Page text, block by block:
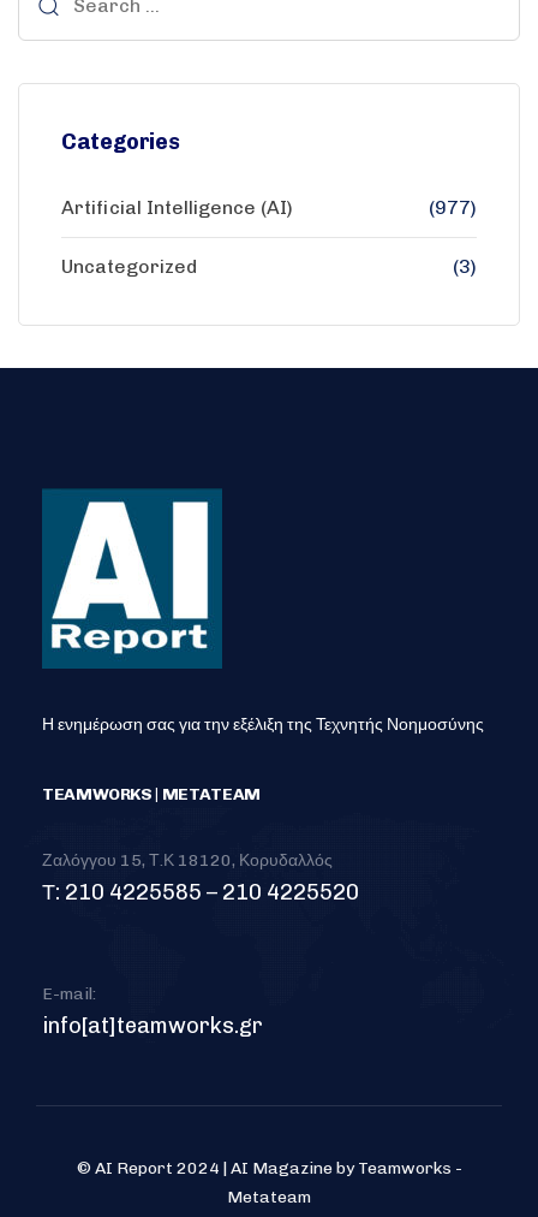
Categories
Artificial Intelligence (AI) (977)
Uncategorized (3)
Η ενημέρωση σας για την εξέλιξη της Τεχνητής Νοημοσύνης
TEAMWORKS | METATEAM
Ζαλόγγου 15, Τ.Κ 18120, Κορυδαλλός
Τ: 210 4225585 – 210 4225520
E-mail:
info[at]teamworks.gr
© AI Report 2024 | AI Magazine by Teamworks -
Metateam